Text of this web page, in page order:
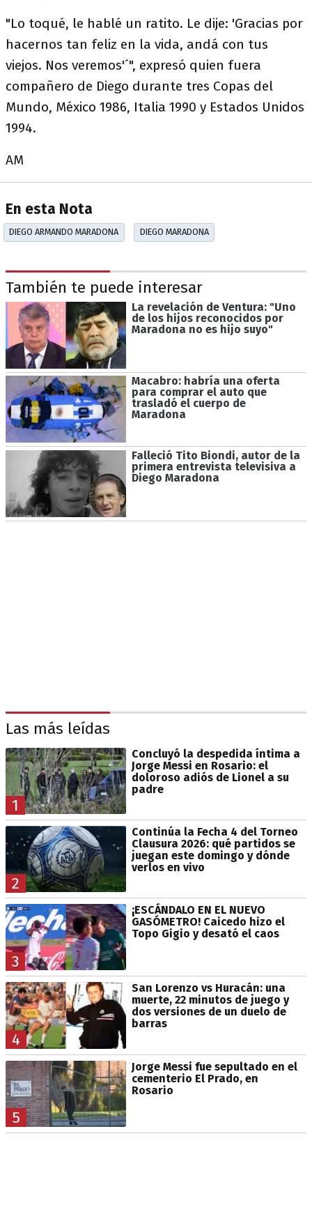
"Lo toqué, le hablé un ratito. Le dije: 'Gracias por
hacernos tan feliz en la vida, andá con tus
viejos. Nos veremos'´", expresó quien fuera
compañero de Diego durante tres Copas del
Mundo, México 1986, Italia 1990 y Estados Unidos
1994.
AM
En esta Nota
DIEGO ARMANDO MARADONA DIEGO MARADONA
También te puede interesar
La revelación de Ventura: "Uno
de los hijos reconocidos por
Maradona no es hijo suyo"
Macabro: habría una oferta
para comprar el auto que
trasladó el cuerpo de
Maradona
Falleció Tito Biondi, autor de la
primera entrevista televisiva a
Diego Maradona
Las más leídas
1
Concluyó la despedida íntima a
Jorge Messi en Rosario: el
doloroso adiós de Lionel a su
padre
2
Continúa la Fecha 4 del Torneo
Clausura 2026: qué partidos se
juegan este domingo y dónde
verlos en vivo
3
¡ESCÁNDALO EN EL NUEVO
GASÓMETRO! Caicedo hizo el
Topo Gigio y desató el caos
4
San Lorenzo vs Huracán: una
muerte, 22 minutos de juego y
dos versiones de un duelo de
barras
5
Jorge Messi fue sepultado en el
cementerio El Prado, en
Rosario